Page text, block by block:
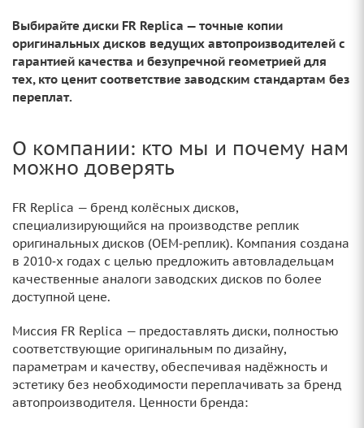
Выбирайте диски FR Replica — точные копии
оригинальных дисков ведущих автопроизводителей с
гарантией качества и безупречной геометрией для
тех, кто ценит соответствие заводским стандартам без
переплат.
О компании: кто мы и почему нам
можно доверять
FR Replica — бренд колёсных дисков,
специализирующийся на производстве реплик
оригинальных дисков (OEM‑реплик). Компания создана
в 2010‑х годах с целью предложить автовладельцам
качественные аналоги заводских дисков по более
доступной цене.
Миссия FR Replica — предоставлять диски, полностью
соответствующие оригинальным по дизайну,
параметрам и качеству, обеспечивая надёжность и
эстетику без необходимости переплачивать за бренд
автопроизводителя. Ценности бренда: